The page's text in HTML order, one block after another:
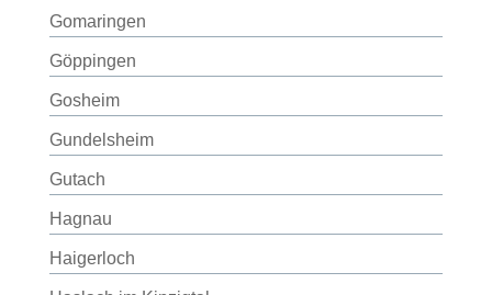
Gomaringen
Göppingen
Gosheim
Gundelsheim
Gutach
Hagnau
Haigerloch